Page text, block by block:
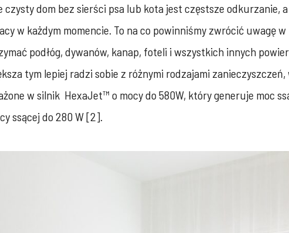
dom bez sierści psa lub kota jest częstsze odkurzanie,
w każdym momencie. To na co powinniśmy zwrócić uwagę
podłóg, dywanów, kanap, foteli i wszystkich innych
tym lepiej radzi sobie z różnymi rodzajami
w silnik HexaJet™ o mocy do 580W, który generuje moc
ssącej do 280 W [2].